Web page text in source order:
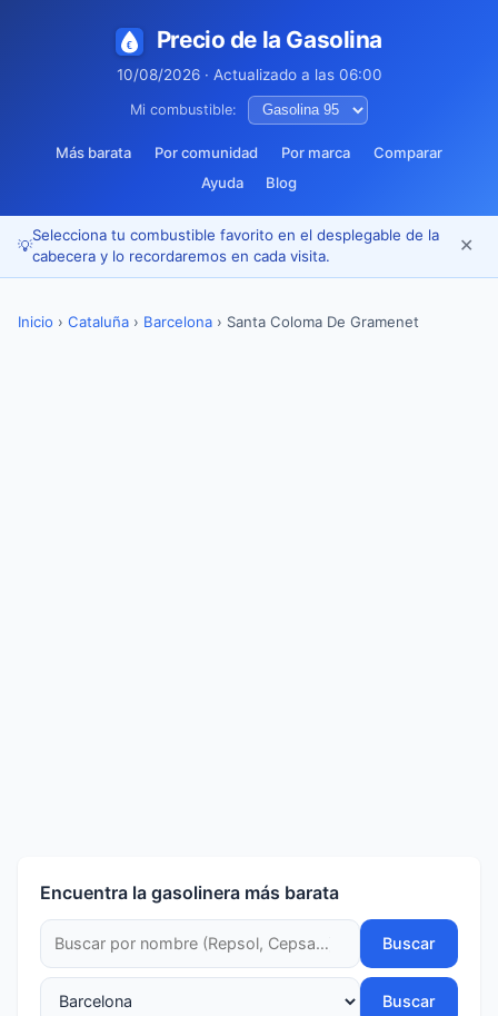
Precio de la Gasolina
10/08/2026 · Actualizado a las 06:00
Mi combustible:
Más barata Por comunidad Por marca
Comparar
Ayuda
Blog
💡
Selecciona tu combustible favorito en el desplegable de la
cabecera y lo recordaremos en cada visita.
✕
Inicio › Cataluña › Barcelona › Santa Coloma De Gramenet
Encuentra la gasolinera más barata
Buscar
Buscar